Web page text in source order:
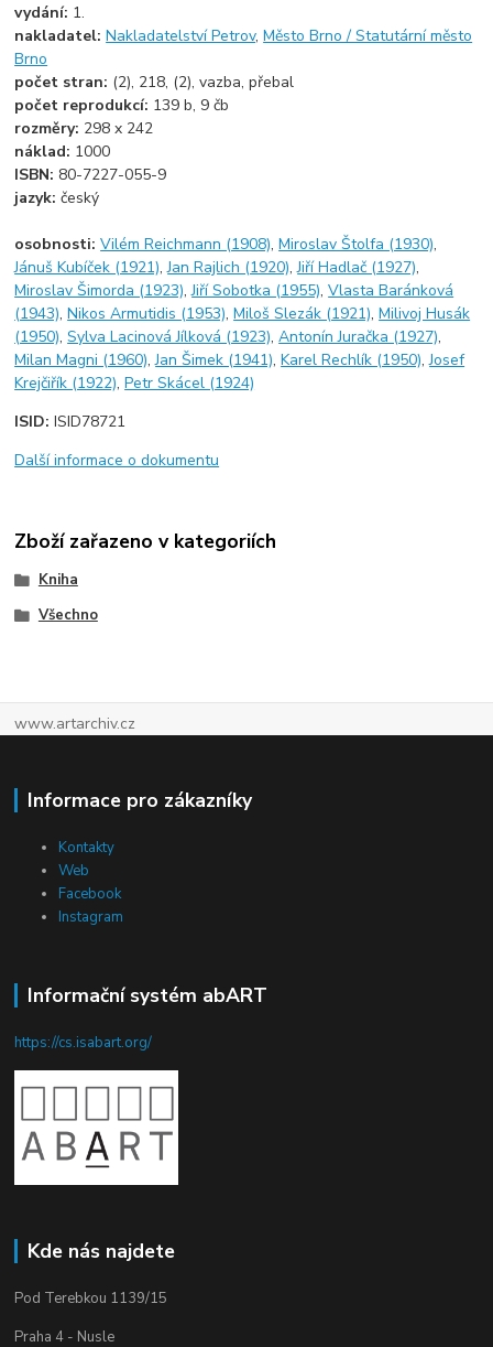
vydání: 1.
nakladatel:Nakladatelství Petrov,Město Brno / Statutární město
Brno
počet stran: (2), 218, (2), vazba, přebal
počet reprodukcí: 139 b, 9 čb
rozměry: 298 x 242
náklad: 1000
ISBN: 80-7227-055-9
jazyk:český
osobnosti:Vilém Reichmann (1908),Miroslav Štolfa (1930),
Jánuš Kubíček (1921),Jan Rajlich (1920),Jiří Hadlač (1927),
Miroslav Šimorda (1923),Jiří Sobotka (1955),Vlasta Baránková
(1943),Nikos Armutidis (1953),Miloš Slezák (1921),Milivoj Husák
(1950),Sylva Lacinová Jílková (1923),Antonín Juračka (1927),
Milan Magni (1960),Jan Šimek (1941),Karel Rechlík (1950),Josef
Krejčiřík (1922),Petr Skácel (1924)
ISID:ISID78721
Další informace o dokumentu
Zboží zařazeno v kategoriích
Kniha
Všechno
www.artarchiv.cz
Informace pro zákazníky
Kontakty
Web
Facebook
Instagram
Informační systém abART
https://cs.isabart.org/
Kde nás najdete
Pod Terebkou 1139/15
Praha 4 - Nusle